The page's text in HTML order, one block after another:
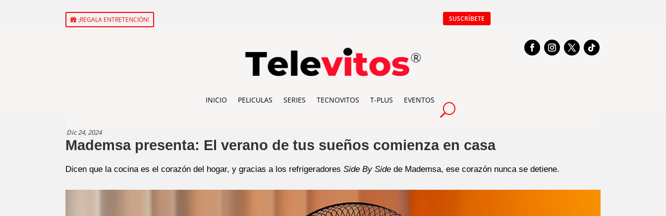
¡REGALA ENTRETENCIÓN! SUSCRÍBETE
INICIO PELICULAS SERIES TECNOVITOS T-PLUS EVENTOS
Dic 24, 2024
Mademsa presenta: El verano de tus sueños comienza en casa
Dicen que la cocina es el corazón del hogar, y gracias a los refrigeradores Side By Side de Mademsa, ese corazón nunca se detiene.